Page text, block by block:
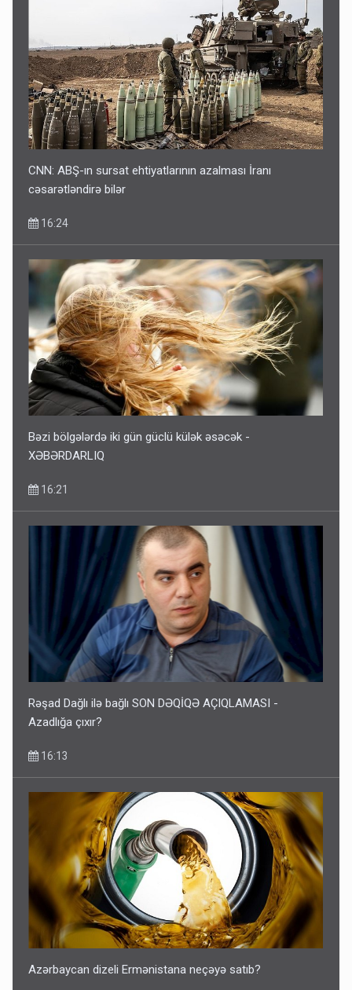
CNN: ABŞ-ın sursat ehtiyatlarının azalması İranı
cəsarətləndirə bilər
16:24
Bəzi bölgələrdə iki gün güclü külək əsəcək -
XƏBƏRDARLIQ
16:21
Rəşad Dağlı ilə bağlı SON DƏQİQƏ AÇIQLAMASI -
Azadlığa çıxır?
16:13
Azərbaycan dizeli Ermənistana neçəyə satıb?